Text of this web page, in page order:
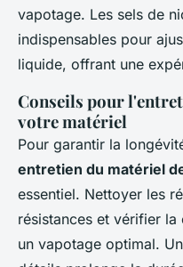
vapotage. Les sels de
indispensables pour
liquide, offrant une
Conseils pour
votre matériel
Pour garantir la
entretien du matériel
essentiel. Nettoyer les
résistances et vérifier
un vapotage optimal.